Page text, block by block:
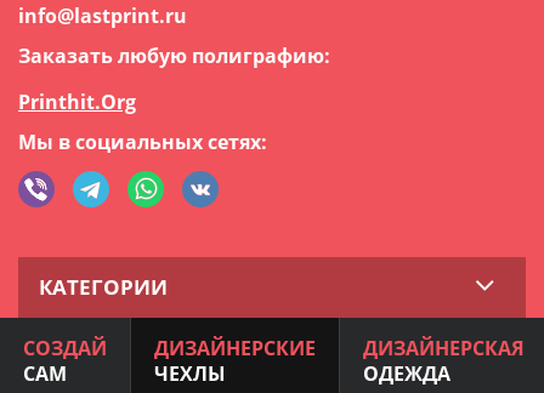
info@lastprint.ru
Заказать любую полиграфию:
Printhit.Org
Мы в социальных сетях:
КАТЕГОРИИ
СОЗДАЙ
САМ
ДИЗАЙНЕРСКИЕ
ЧЕХЛЫ
ДИЗАЙНЕРСКАЯ
ОДЕЖДА